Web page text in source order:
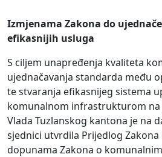
Izmjenama Zakona do
efikasnijih usluga
S ciljem unapređenja kvaliteta
ujednačavanja standarda među
te stvaranja efikasnijeg sistema
komunalnom infrastrukturom
Vlada Tuzlanskog kantona je na
sjednici utvrdila Prijedlog Zakona
dopunama Zakona o